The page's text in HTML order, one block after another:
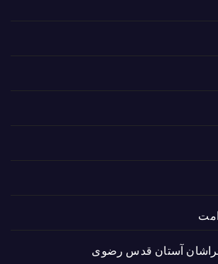
فراشان آستان قدس رضوی